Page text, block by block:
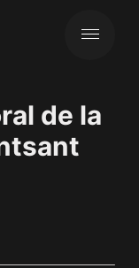
de la